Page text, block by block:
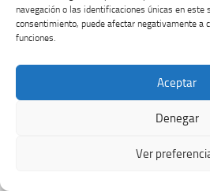
navegación o las identificaciones únicas en este
consentimiento, puede afectar negativamente a
funciones.
Aceptar
Denegar
Ver
The Netherlands
The Roop
Theo Evans
Tu Cara me suena